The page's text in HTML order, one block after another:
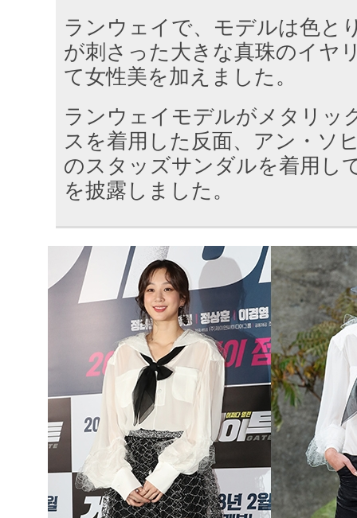
ランウェイで、モデルは色と
が刺さった大きな真珠のイヤ
て女性美を加えました。
ランウェイモデルがメタリッ
スを着用した反面、アン・ソ
のスタッズサンダルを着用し
を披露しました。